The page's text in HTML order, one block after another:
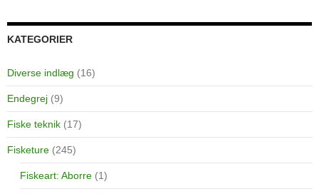
KATEGORIER
Diverse indlæg (16)
Endegrej (9)
Fiske teknik (17)
Fisketure (245)
Fiskeart: Aborre (1)